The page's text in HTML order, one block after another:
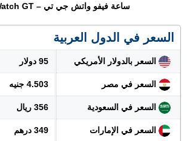
ساعة فيفو واتش جي تي – Vivo Watch GT
السعر في الدول العربية
السعر بالدولار الأمريكي 95 دولار
السعر في مصر 4.503 جنيه
السعر في السعودية 356 ريال
السعر في الإمارات 349 درهم